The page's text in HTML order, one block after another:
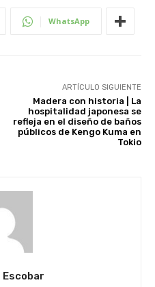
WhatsApp
ARTÍCULO SIGUIENTE
Madera con historia | La
hospitalidad japonesa se
refleja en el diseño de baños
públicos de Kengo Kuma en
Tokio